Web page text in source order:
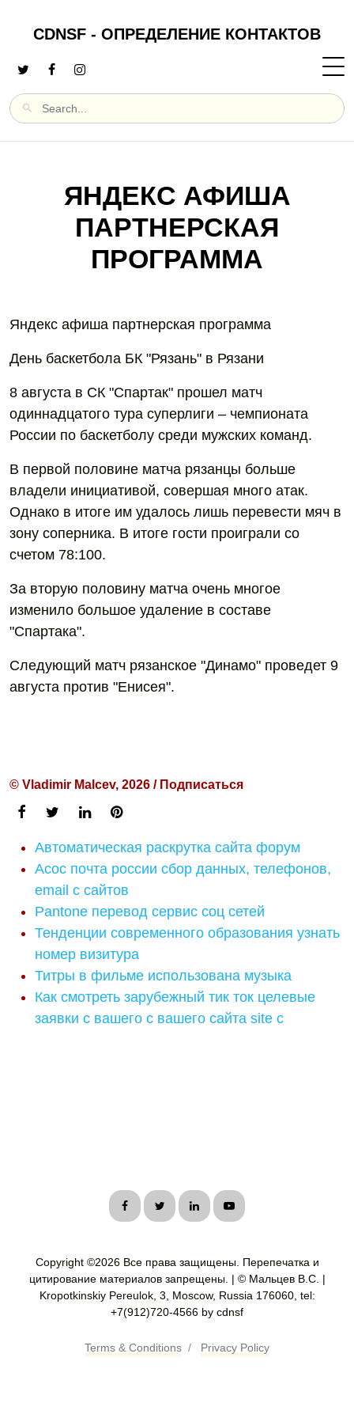
CDNSF - ОПРЕДЕЛЕНИЕ КОНТАКТОВ
ЯНДЕКС АФИША
ПАРТНЕРСКАЯ
ПРОГРАММА
Яндекс афиша партнерская программа
День баскетбола БК "Рязань" в Рязани
8 августа в СК "Спартак" прошел матч
одиннадцатого тура суперлиги – чемпионата
России по баскетболу среди мужских команд.
В первой половине матча рязанцы больше
владели инициативой, совершая много атак.
Однако в итоге им удалось лишь перевести мяч в
зону соперника. В итоге гости проиграли со
счетом 78:100.
За вторую половину матча очень многое
изменило большое удаление в составе
"Спартака".
Следующий матч рязанское "Динамо" проведет 9
августа против "Енисея".
© Vladimir Malcev, 2026 / Подписаться
Автоматическая раскрутка сайта форум
Асос почта россии сбор данных, телефонов,
email с сайтов
Pantone перевод сервис соц сетей
Тенденции современного образования узнать
номер визитура
Титры в фильме использована музыка
Как смотреть зарубежный тик ток целевые
заявки с вашего с вашего сайта site с
Copyright ©2026 Все права защищены. Перепечатка и
цитирование материалов запрещены. | © Мальцев В.С. |
Kropotkinskiy Pereulok, 3, Moscow, Russia 176060, tel:
+7(912)720-4566 by cdnsf
Terms & Conditions / Privacy Policy